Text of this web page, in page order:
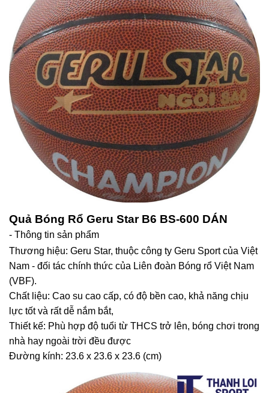
Quả Bóng Rổ Geru Star B6 BS-600 DÁN
- Thông tin sản phẩm
Thương hiệu: Geru Star, thuộc công ty Geru Sport của Việt
Nam - đối tác chính thức của Liên đoàn Bóng rổ Việt Nam
(VBF).
Chất liệu: Cao su cao cấp, có độ bền cao, khả năng chịu
lực tốt và rất dễ nắm bắt,
Thiết kế: Phù hợp độ tuổi từ THCS trở lên, bóng chơi trong
nhà hay ngoài trời đều được
Đường kính: 23.6 x 23.6 x 23.6 (cm)